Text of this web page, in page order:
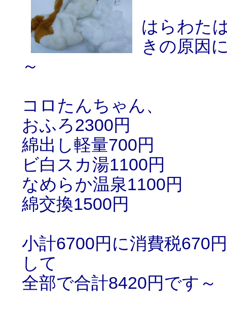
はらわた
きの原因
～
コロたんちゃん、
おふろ2300円
綿出し軽量700円
ビ白スカ湯1100円
なめらか温泉1100円
綿交換1500円
小計6700円に消費税670
して
全部で合計8420円です～